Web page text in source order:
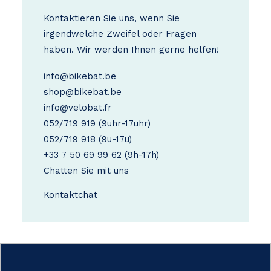
Kontaktieren Sie uns, wenn Sie
irgendwelche Zweifel oder Fragen
haben. Wir werden Ihnen gerne helfen!
info@bikebat.be
shop@bikebat.be
info@velobat.fr
052/719 919 (9uhr-17uhr)
052/719 918 (9u-17u)
+33 7 50 69 99 62 (9h-17h)
Chatten Sie mit uns
Kontaktchat